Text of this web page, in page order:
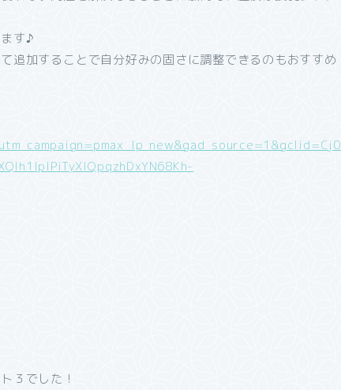
す♪
追加することで自分好みの固さに調整できるのもおすすめ
３でした！